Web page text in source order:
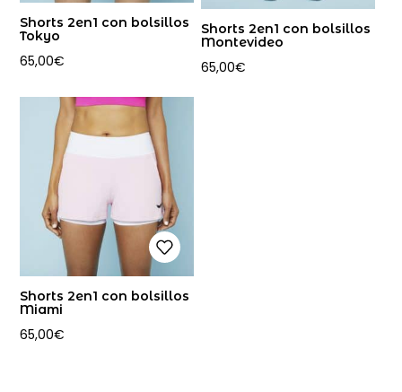
Shorts 2en1 con bolsillos
Tokyo
65,00€
Shorts 2en1 con bolsillos
Montevideo
65,00€
Shorts 2en1 con bolsillos
Miami
65,00€